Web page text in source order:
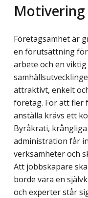
Motivering
Företagsamhet är
en förutsättning
arbete och en
attraktivt, enkelt
företag. För att fler
anställa krävs ett
Byråkrati,
administration får
verksamheter och
Att jobbskapare
borde vara en
och experter står